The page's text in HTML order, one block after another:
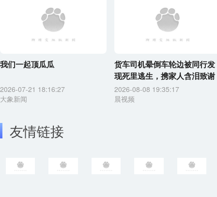
我们一起顶瓜瓜
2026-07-21 18:16:27
大象新闻
货车司机晕倒车轮边被同行发
现死里逃生，携家人含泪致谢
2026-08-08 19:35:17
晨视频
友情链接